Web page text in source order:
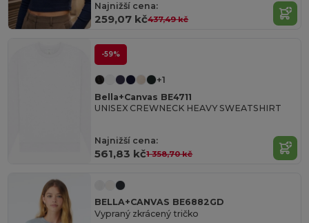
Najnižší cena:
259,07 kč437,49 kč
-59%
+1
Bella+Canvas BE4711
UNISEX CREWNECK HEAVY SWEATSHIRT
Najnižší cena:
561,83 kč1 358,70 kč
BELLA+CANVAS BE6882GD
Vypraný zkrácený tričko